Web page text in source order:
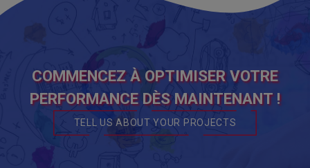
COMMENCEZ À OPTIMISER VOTRE
PERFORMANCE DÈS MAINTENANT !
TELL US ABOUT YOUR PROJECTS